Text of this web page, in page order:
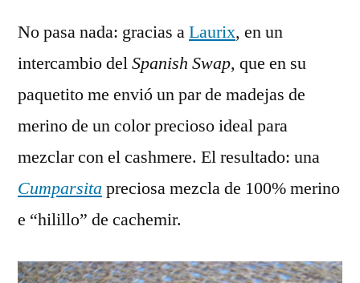
No pasa nada: gracias aLaurix, en un
intercambio delSpanish Swap, que en su
paquetito me envió un par de madejas de
merino de un color precioso ideal para
mezclar con el cashmere. El resultado: una
Cumparsita preciosa mezcla de 100% merino
e “hilillo” de cachemir.